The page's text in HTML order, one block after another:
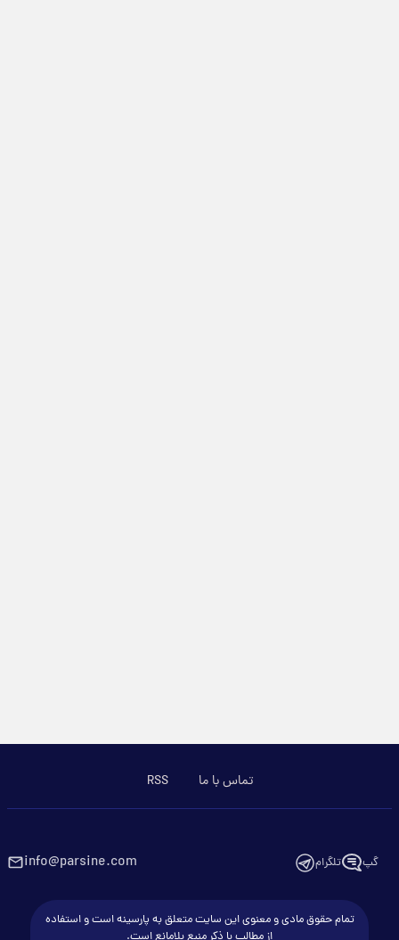
تماس با ما RSS
گپ تلگرام info@parsine.com
تمام حقوق مادی و معنوی این سایت متعلق به پارسینه است و استفاده